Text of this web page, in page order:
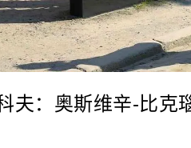
夫：奥斯维辛-比克